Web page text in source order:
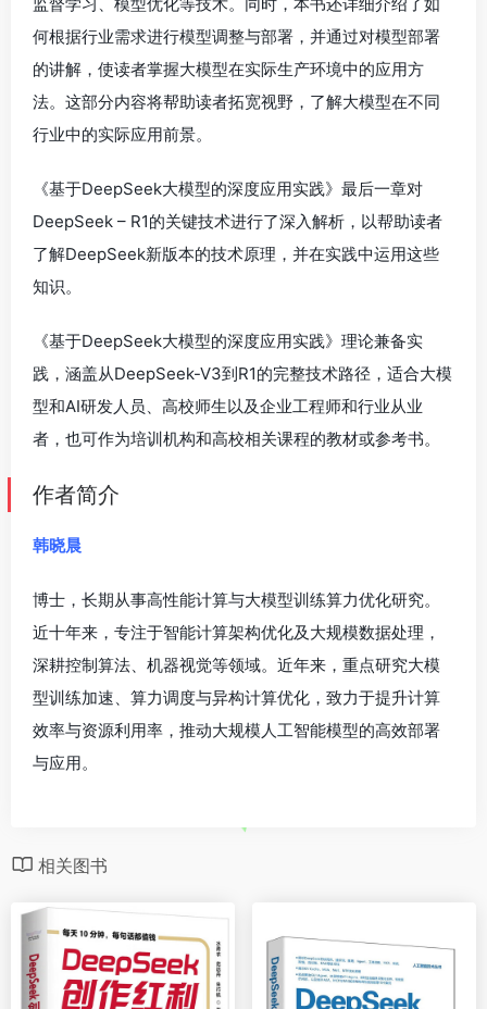
内容简介
理论基础，系统地阐述了DeepSeek大模型的技术架构、
开发实践与行业应用。
《基于DeepSeek大模型的深度应用实践》详细阐述了
DeepSeek的技术细节，并通过丰富的案例分析展现了其
第一部分（第1 – 4章）：核心技术与理论基础的深入剖
MoE（混合专家）机制等关键技术，通过深入剖析这些核
心技术，使读者深刻理解大模型的构建原理与技术背景。
随后，介绍了DeepSeek平台的核心架构，重点阐述了多